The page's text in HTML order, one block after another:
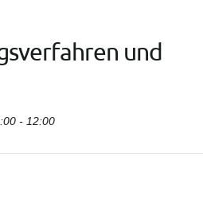
und
- 12:00